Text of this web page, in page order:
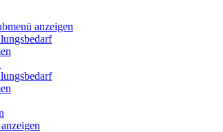
anzeigen